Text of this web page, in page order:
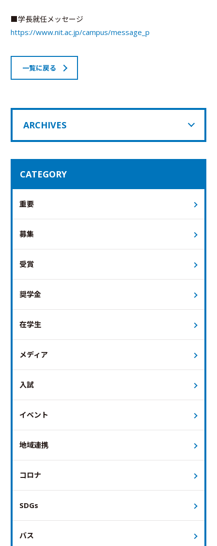
■学長就任メッセージ
https://www.nit.ac.jp/campus/message_p
一覧に戻る
ARCHIVES
CATEGORY
重要
募集
受賞
奨学金
在学生
メディア
入試
イベント
地域連携
コロナ
SDGs
バス